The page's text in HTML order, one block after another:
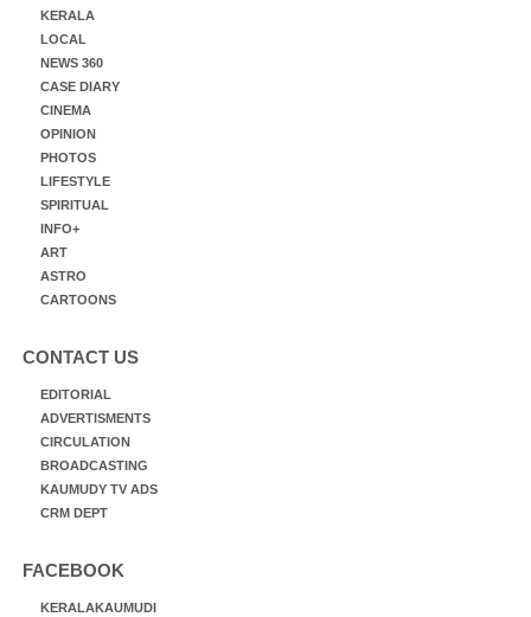
KERALA
LOCAL
NEWS 360
CASE DIARY
CINEMA
OPINION
PHOTOS
LIFESTYLE
SPIRITUAL
INFO+
ART
ASTRO
CARTOONS
CONTACT US
EDITORIAL
ADVERTISMENTS
CIRCULATION
BROADCASTING
KAUMUDY TV ADS
CRM DEPT
FACEBOOK
KERALAKAUMUDI